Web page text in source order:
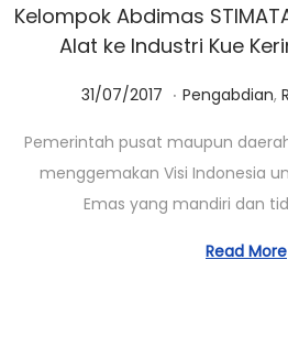
Kelompok Abdimas
Alat ke Industri Kue
Posted on
31/07/2017 0
/
0
3
. Posted in
Pengabdian,
Pemerintah pusat maupun
menggemakan Visi Indonesia
Emas yang mandiri dan
Read More